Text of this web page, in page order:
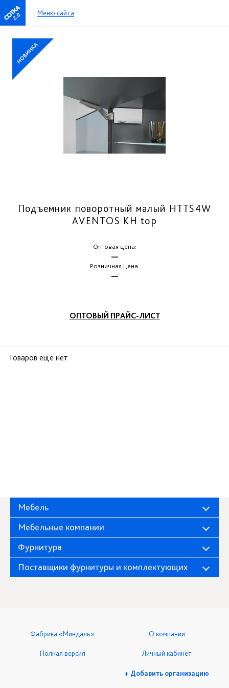
2.0 Меню сайта
Подъемник поворотный малый HTTS4W
AVENTOS KH top
Оптовая цена:
—
Розничная цена:
—
ОПТОВЫЙ ПРАЙС-ЛИСТ
Товаров ещё нет
Мебель
Мебельные компании
Фурнитура
Поставщики фурнитуры и комплектующих
Фабрика «Миндаль» О компании
Полная версия Личный кабинет
+ Добавить организацию